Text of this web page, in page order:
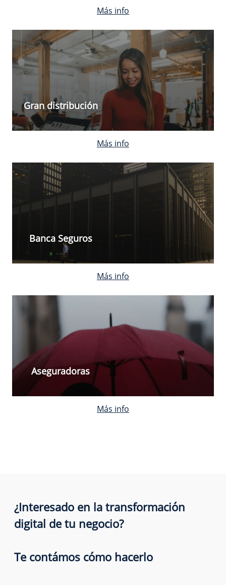
Más info
Gran distribución
Más info
Banca Seguros
Más info
Aseguradoras
Más info
¿Interesado en la transformación
digital de tu negocio?
Te contámos cómo hacerlo